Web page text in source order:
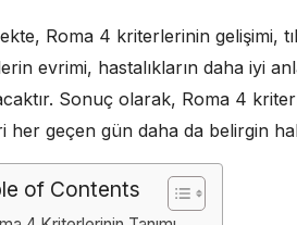
Roma 4 kriterlerinin gelişimi,
evrimi, hastalıkların daha iyi
Sonuç olarak, Roma 4
her geçen gün daha da belirgin
of Contents